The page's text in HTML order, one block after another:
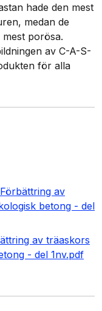
hade den mest
medan de
porösa.
av C-A-S-
för alla
av
betong - del
av träaskors
- del 1nv.pdf